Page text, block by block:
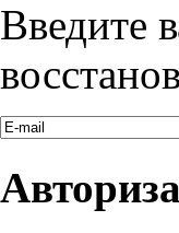
Введите